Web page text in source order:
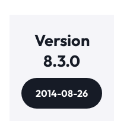
Version
8.3.0
2014-08-26